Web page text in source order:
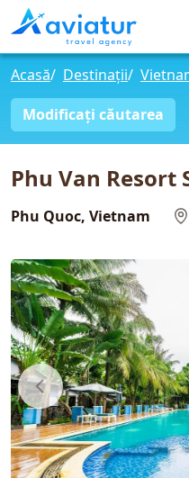
Acasă/ Destinații/
Modificați căutarea
Phu Van Resort
Phu Quoc, Vietnam